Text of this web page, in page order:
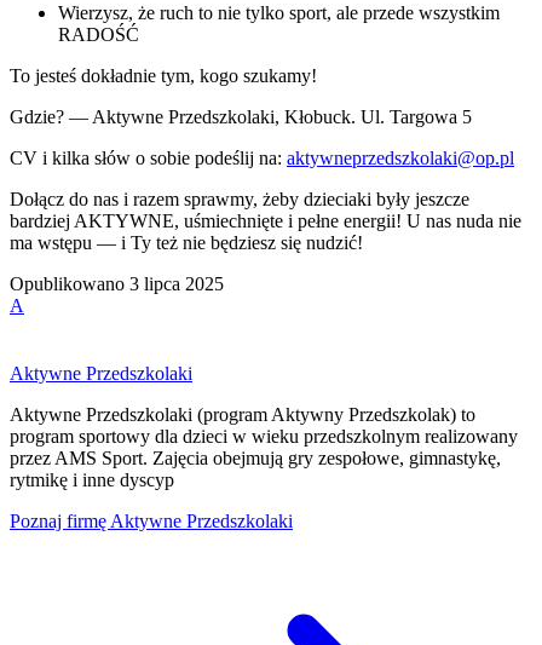
Wierzysz, że ruch to nie tylko sport, ale przede wszystkim
RADOŚĆ
To jesteś dokładnie tym, kogo szukamy!
Gdzie? — Aktywne Przedszkolaki, Kłobuck. Ul. Targowa 5
CV i kilka słów o sobie podeślij na: aktywneprzedszkolaki@op.pl
Dołącz do nas i razem sprawmy, żeby dzieciaki były jeszcze
bardziej AKTYWNE, uśmiechnięte i pełne energii! U nas nuda nie
ma wstępu — i Ty też nie będziesz się nudzić!
Opublikowano 3 lipca 2025
A
Aktywne Przedszkolaki
Aktywne Przedszkolaki (program Aktywny Przedszkolak) to
program sportowy dla dzieci w wieku przedszkolnym realizowany
przez AMS Sport. Zajęcia obejmują gry zespołowe, gimnastykę,
rytmikę i inne dyscyp
Poznaj firmę Aktywne Przedszkolaki